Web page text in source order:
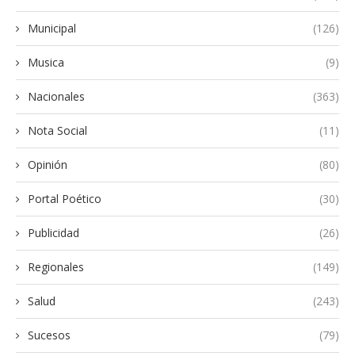
Municipal (126)
Musica (9)
Nacionales (363)
Nota Social (11)
Opinión (80)
Portal Poético (30)
Publicidad (26)
Regionales (149)
Salud (243)
Sucesos (79)